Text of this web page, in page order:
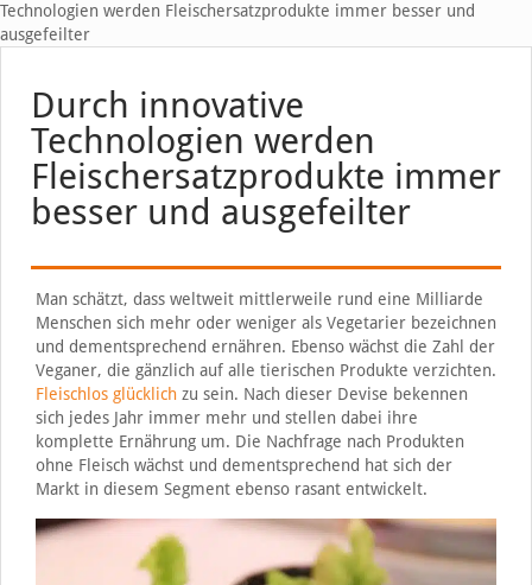
Technologien werden Fleischersatzprodukte immer besser und
ausgefeilter
Durch innovative
Technologien werden
Fleischersatzprodukte immer
besser und ausgefeilter
Man schätzt, dass weltweit mittlerweile rund eine Milliarde
Menschen sich mehr oder weniger als Vegetarier bezeichnen
und dementsprechend ernähren. Ebenso wächst die Zahl der
Veganer, die gänzlich auf alle tierischen Produkte verzichten.
Fleischlos glücklichzu sein. Nach dieser Devise bekennen
sich jedes Jahr immer mehr und stellen dabei ihre
komplette Ernährung um. Die Nachfrage nach Produkten
ohne Fleisch wächst und dementsprechend hat sich der
Markt in diesem Segment ebenso rasant entwickelt.